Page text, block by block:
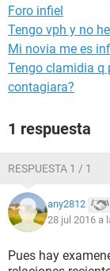
Foro infiel
Tengo vph y no
Mi novia me es
Tengo clamidia q
contagiara?
1 respuesta
RESPUESTA 1 / 1
any2812
28 jul 2016 a
Pues hay